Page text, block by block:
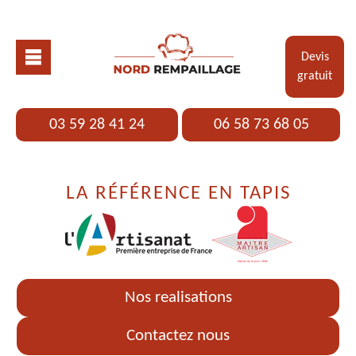
Devis
gratuit
03 59 28 41 24 06 58 73 68 05
LA RÉFÉRENCE EN TAPIS
Nos realisations
Contactez nous